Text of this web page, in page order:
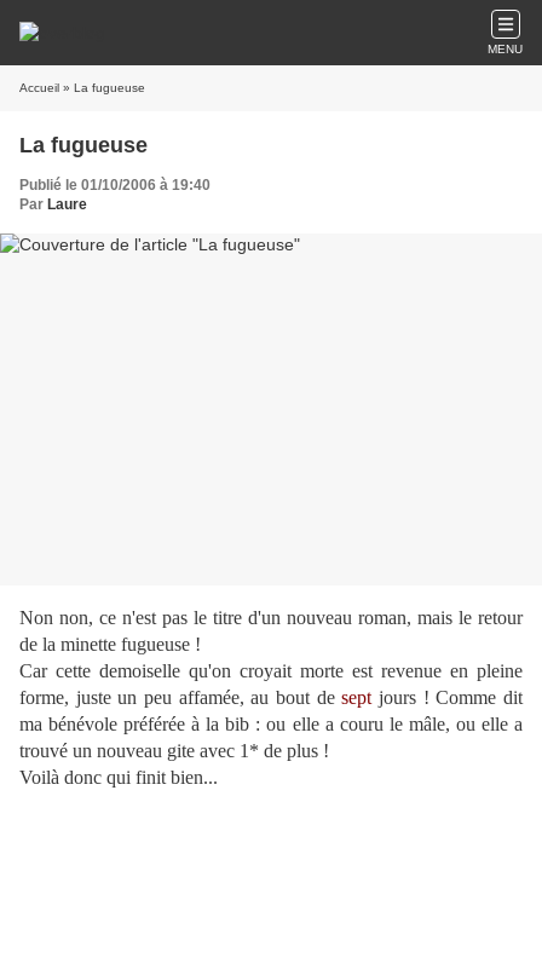
MENU
Accueil » La fugueuse
La fugueuse
Publié le 01/10/2006 à 19:40
Par Laure
Non non, ce n'est pas le titre d'un nouveau roman, mais le retour
de la minette fugueuse !
Car cette demoiselle qu'on croyait morte est revenue en pleine
forme, juste un peu affamée, au bout desept jours ! Comme dit
ma bénévole préférée à la bib : ou elle a couru le mâle, ou elle a
trouvé un nouveau gite avec 1* de plus !
Voilà donc qui finit bien...